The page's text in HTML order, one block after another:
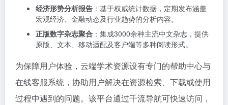
经济形势分析报告 ：基于权威统计数据，定期发布涵盖
宏观经济、金融动态及行业趋势的分析内容。
正版数字杂志聚合 ：集成3000余种主流中文杂志，提供
原版、文本、移动适配及客户端等多种阅读形式。
为保障用户体验，云端学术资源设有专门的帮助中心与
在线客服系统，协助用户解决在资源检索、下载或使用
过程中遇到的问题。该平台通过千流导航可快速访问，